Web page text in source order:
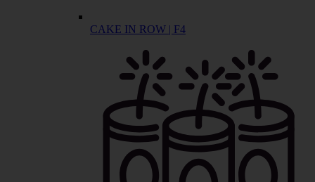
CAKE IN ROW | F4